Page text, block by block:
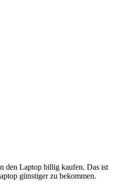
den Laptop billig kaufen. Das ist
günstiger zu bekommen.